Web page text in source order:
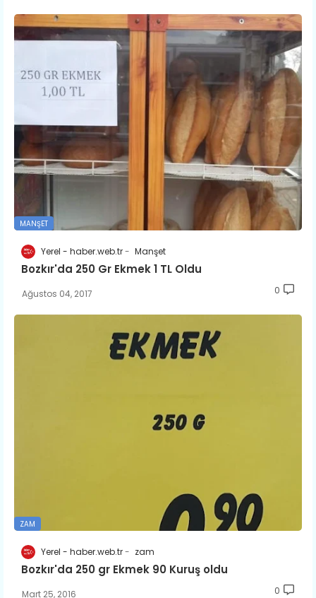
MANŞET
Yerel - haber.web.tr Manşet
Bozkır'da 250 Gr Ekmek 1 TL Oldu
Ağustos 04, 2017 0
ZAM
Yerel - haber.web.tr zam
Bozkır'da 250 gr Ekmek 90 Kuruş oldu
Mart 25, 2016 0